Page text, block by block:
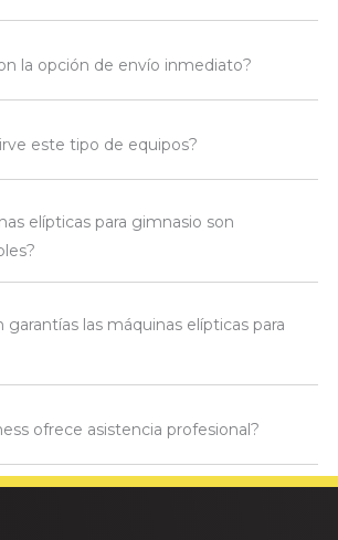
la opción de envío inmediato?
este tipo de equipos?
elípticas para gimnasio son
garantías las máquinas elípticas para
ofrece asistencia profesional?